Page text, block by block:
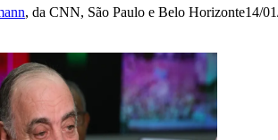
, da CNN, São Paulo e Belo Horizonte14/